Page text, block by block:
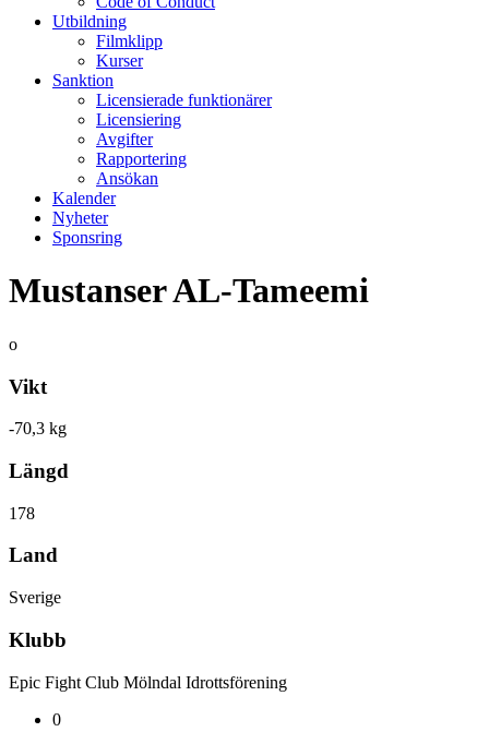
Utbildning
Filmklipp
Kurser
Sanktion
Licensierade funktionärer
Licensiering
Avgifter
Rapportering
Ansökan
Kalender
Nyheter
Sponsring
Mustanser AL-Tameemi
o
Vikt
-70,3 kg
Längd
178
Land
Sverige
Klubb
Epic Fight Club Mölndal Idrottsförening
0